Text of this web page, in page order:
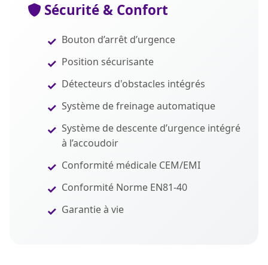
Sécurité & Confort
Bouton d’arrêt d’urgence
Position sécurisante
Détecteurs d'obstacles intégrés
Système de freinage automatique
Système de descente d’urgence intégré
à l’accoudoir
Conformité médicale CEM/EMI
Conformité Norme EN81-40
Garantie à vie